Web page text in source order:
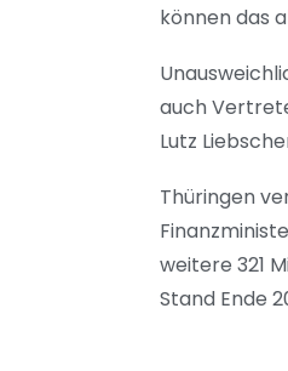
können das
auch
Lutz
Thüringen
weitere 321
Stand Ende